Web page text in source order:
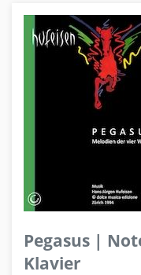
Pegasus |
Klavier